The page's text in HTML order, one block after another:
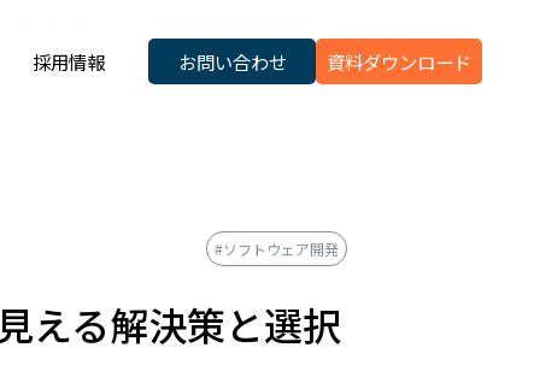
採用情報 お問い合わせ 資料ダウンロード
#ソフトウェア開発
える解決策と選択